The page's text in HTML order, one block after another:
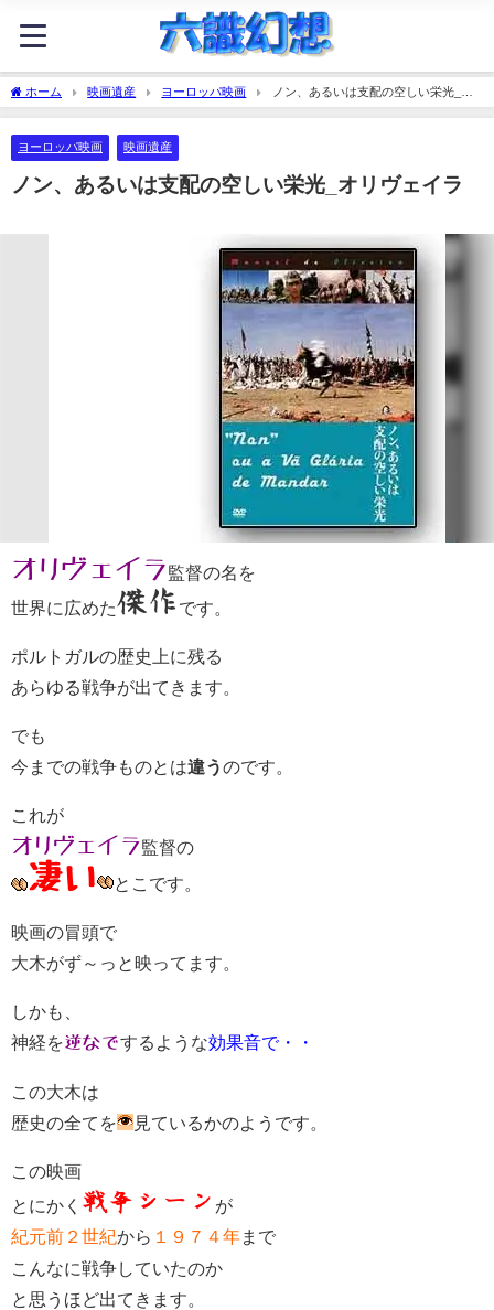
ホーム 映画遺産 ヨーロッパ映画
ノン、あるいは支配の空しい栄光_オ
リヴェイラ
ヨーロッパ映画 映画遺産
ノン、あるいは支配の空しい栄光_オリヴェイラ
オリヴェイラ監督の名を
世界に広めた傑作 です。
ポルトガルの歴史上に残る
あらゆる戦争が出てきます。
でも
今までの戦争ものとは違うのです。
これが
オリヴェイラ監督の
凄い とこです。
映画の冒頭で
大木がず～っと映ってます。
しかも、
神経を逆なでするような効果音で・・
この大木は
歴史の全てを
見ているかのようです。
この映画
とにかく 戦争シーン が
紀元前２世紀から １９７４年まで
こんなに戦争していたのか
と思うほど出てきます。